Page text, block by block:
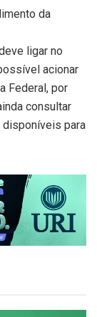
da
ligar no
acionar
Federal, por
consultar
disponíveis para